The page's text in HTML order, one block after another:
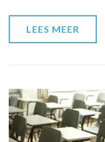
LEES MEER